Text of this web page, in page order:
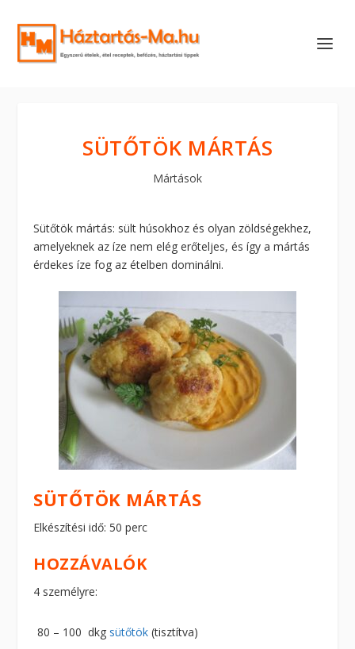
SÜTŐTÖK MÁRTÁS
Mártások
Sütőtök mártás: sült húsokhoz és olyan zöldségekhez,
amelyeknek az íze nem elég erőteljes, és így a mártás
érdekes íze fog az ételben dominálni.
SÜTŐTÖK MÁRTÁS
Elkészítési idő: 50 perc
HOZZÁVALÓK
4 személyre:
80 – 100 dkg sütőtök(tisztítva)